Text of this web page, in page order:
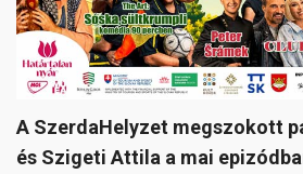
A SzerdaHelyzet megszokott
és Szigeti Attila a mai